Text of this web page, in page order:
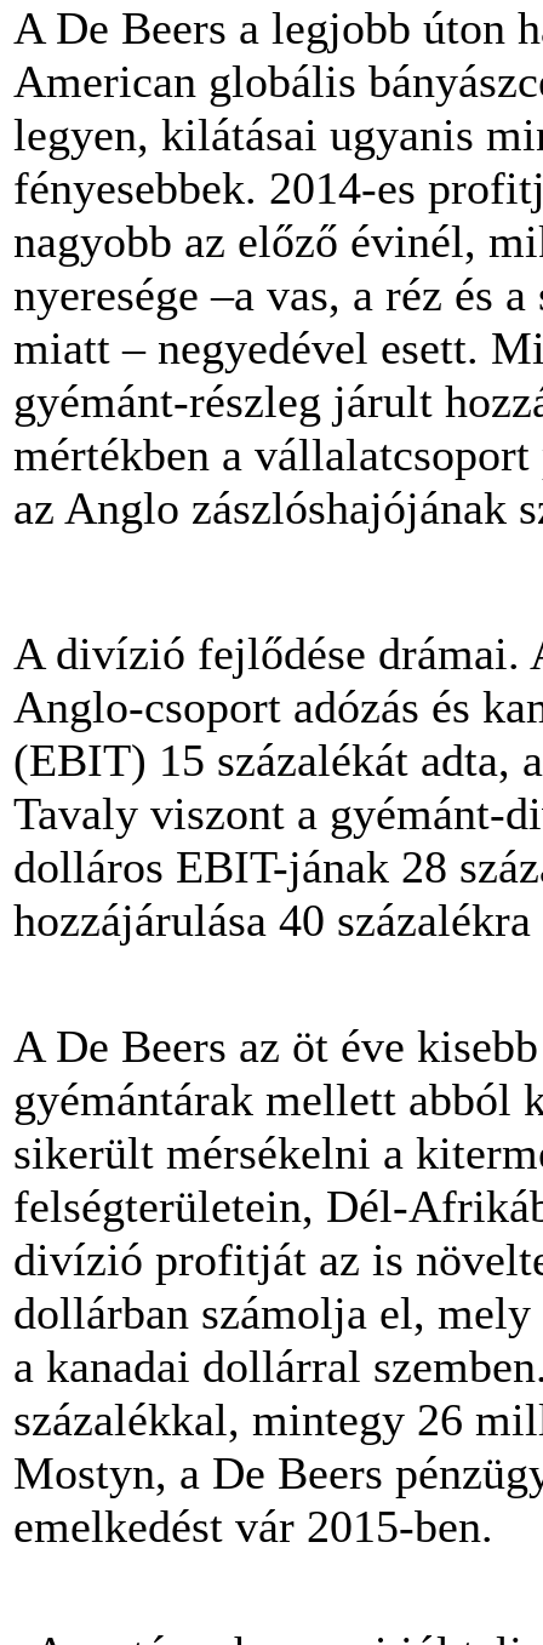
A De Beers a legjobb úton
American globális
legyen, kilátásai ugyanis
fényesebbek. 2014-es
nagyobb az előző évinél,
nyeresége –a vas, a réz és
miatt – negyedével esett.
gyémánt-részleg járult
mértékben a
az Anglo zászlóshajójának
A divízió fejlődése drámai.
Anglo-csoport adózás és
(EBIT) 15 százalékát adta,
Tavaly viszont a gyémánt-
dolláros EBIT-jának 28
hozzájárulása 40 százalékra
A De Beers az öt éve
gyémántárak mellett abból
sikerült mérsékelni a
felségterületein, Dél-
divízió profitját az is
dollárban számolja el,
a kanadai dollárral
százalékkal, mintegy 26
Mostyn, a De Beers
emelkedést vár 2015-ben.